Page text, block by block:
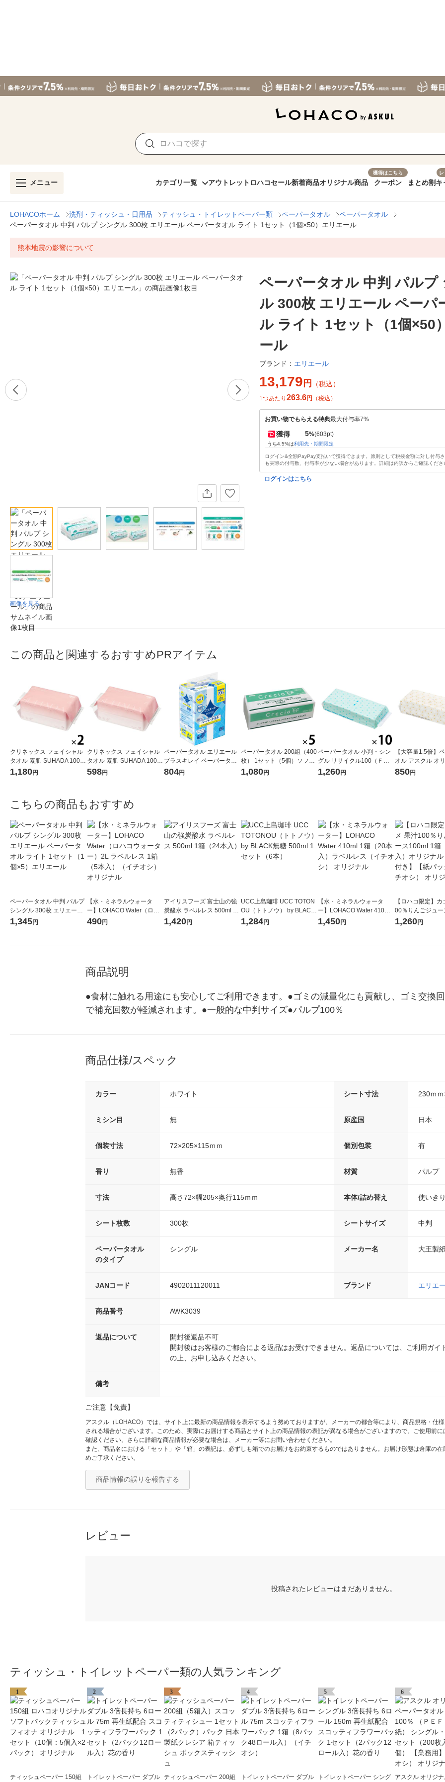
メニュー カテゴリ一覧 アウトレット ロハコセール新着商品オリジナル商品
獲得はこちら
クーポン まとめ割キ
LOHACOホーム 洗剤・ティッシュ・日用品 ティッシュ・トイレットペーパー類 ペーパータオル
ペーパータオル
ペーパータオル 中判 パルプ シングル 300枚 エリエール ペーパータオル ライト 1セット（1個×50）エリエール
熊本地震の影響について
画像を見る
ペーパータオル 中判 パルプ
ル 300枚 エリエール ペーパ
ル ライト 1セット（1個×50
ール
ブランド： エリエール
13,179 円 （税込）
1つあたり 263.6円 （税込）
お買い物でもらえる特典最大付与率7%
獲得 5%(603pt)
うち4.5%は利用先・期間限定
ログイン&全額PayPay支払いで獲得できます。原則として税抜金額に対し付与
も実際の付与数、付与率が少ない場合があります。詳細は内訳からご確認くださ
ログインはこちら
この商品と関連するおすすめPRアイテム
クリネックス フェイシャル
タオル 素肌-SUHADA 100枚
入 2個 日本製紙クレシア 限
定（イチオシ） 限定
1,180円
クリネックス フェイシャル
タオル 素肌-SUHADA 100枚
入 日本製紙クレシア 限定
598円
ペーパータオル エリエール
プラスキレイ ペーパータオ
ル コンパクトタイプ 200組
804円
ペーパータオル 200組（400
枚） 1セット（5個）ソフト
タイプ200クレシアEFハン
ドタオルスリムEX（イチオ
1,080円
ペーパータオル 小判・シン
グル リサイクル100（ＦＳ
Ｃ認証紙） 1セット（200枚
入×10個） 【業務用】アス
1,260円
【大容量1.5倍】
オル アスクル オリ
判・シングル クラ
850円
こちらの商品もおすすめ
ペーパータオル 中判 パルプ
シングル 300枚 エリエール
ペーパータオル ライト 1セ
ット（1個×5）エリエール
1,345円
【水・ミネラルウォータ
ー】LOHACO Water（ロハ
コウォーター）2L ラベルレ
490円
アイリスフーズ 富士山の強
炭酸水 ラベルレス 500ml 1
箱（24本入）
1,420円
UCC上島珈琲 UCC TOTON
OU（トトノウ） by BLACK
無糖 500ml 1セット（6本）
1,284円
【水・ミネラルウォータ
ー】LOHACO Water 410ml
1箱（20本入）ラベルレス
（イチオシ） オリジナル
1,450円
【ロハコ限定】カ
00％りんごジュー
箱（18本入）オリ
【クイズ付き】【
1,260円
商品説明
●食材に触れる用途にも安心してご利用できます。●ゴミの減量化にも貢献し、ゴミ交換
で補充回数が軽減されます。●一般的な中判サイズ●パルプ100％
商品仕様/スペック
カラー ホワイト シート寸法 230ｍ
ミシン目 無 原産国 日本
個装寸法 72×205×115ｍｍ 個別包装 有
香り 無香 材質 パルプ
寸法 高さ72×幅205×奥行115ｍｍ 本体/詰め替え 使いきり
シート枚数 300枚 シートサイズ 中判
ペーパータオル
のタイプ
シングル メーカー名 大王製
JANコード 4902011120011 ブランド エリエ
商品番号 AWK3039
返品について
開封後返品不可
開封後はお客様のご都合による返品はお受けできません。返品については、ご利用ガ
の上、お申し込みください。
備考
ご注意【免責】
アスクル（LOHACO）では、サイト上に最新の商品情報を表示するよう努めておりますが、メーカーの都合等により、商品規格・仕
される場合がございます。このため、実際にお届けする商品とサイト上の商品情報の表記が異なる場合がございますので、ご使用前
確認ください。さらに詳細な商品情報が必要な場合は、メーカー等にお問い合わせください。
また、商品名における「セット」や「箱」の表記は、必ずしも箱でのお届けをお約束するものではありません。お届け形態は倉庫の
めご了承ください。
商品情報の誤りを報告する
レビュー
投稿されたレビューはまだありません。
ティッシュ・トイレットペーパー類の人気ランキング
1
ティッシュペーパー 150組
2
トイレットペーパー ダブル
3
ティッシュペーパー 200組
4
トイレットペーパー ダブル
5
トイレットペーパー シング
6
アスクル オリジ